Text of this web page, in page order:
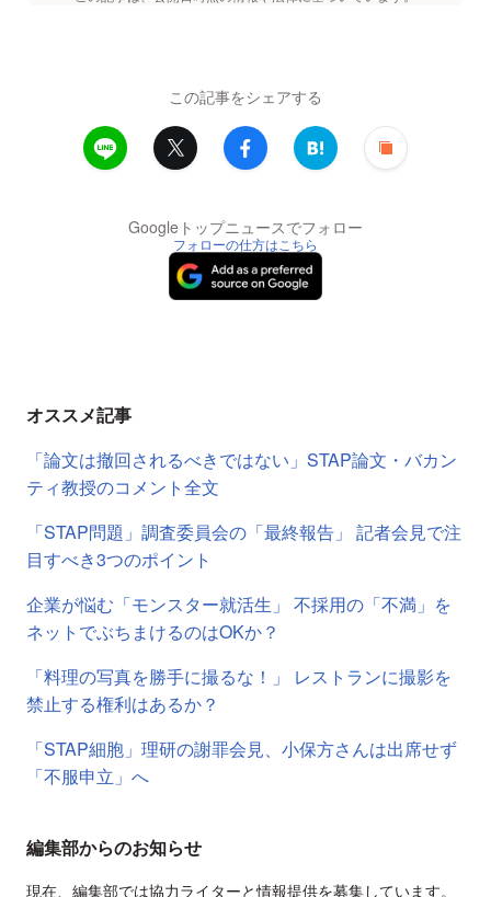
この記事をシェアする
Googleトップニュースでフォロー
フォローの仕方はこちら
オススメ記事
「論文は撤回されるべきではない」STAP論文・バカン
ティ教授のコメント全文
「STAP問題」調査委員会の「最終報告」 記者会見で注
目すべき3つのポイント
企業が悩む「モンスター就活生」 不採用の「不満」を
ネットでぶちまけるのはOKか？
「料理の写真を勝手に撮るな！」 レストランに撮影を
禁止する権利はあるか？
「STAP細胞」理研の謝罪会見、小保方さんは出席せず
「不服申立」へ
編集部からのお知らせ
現在、編集部では協力ライターと情報提供を募集しています。